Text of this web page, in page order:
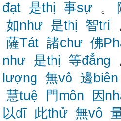
đạt 是thị 事sự 。
如như 是thị 智trí
薩Tát 諸chư 佛
như 是thị 等đẳng
lượng 無vô 邊biên
慧tuệ
門môn 因
以dĩ 此thử 無vô